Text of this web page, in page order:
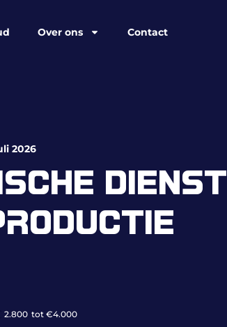
Over ons Contact
2026
DIENST
2.800 tot €4.000